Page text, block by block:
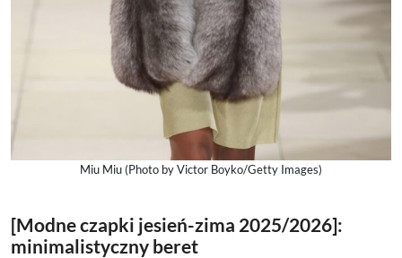
Miu Miu (Photo by Victor Boyko/Getty Images)
[Modne czapki jesień-zima 2025/2026]:
minimalistyczny beret